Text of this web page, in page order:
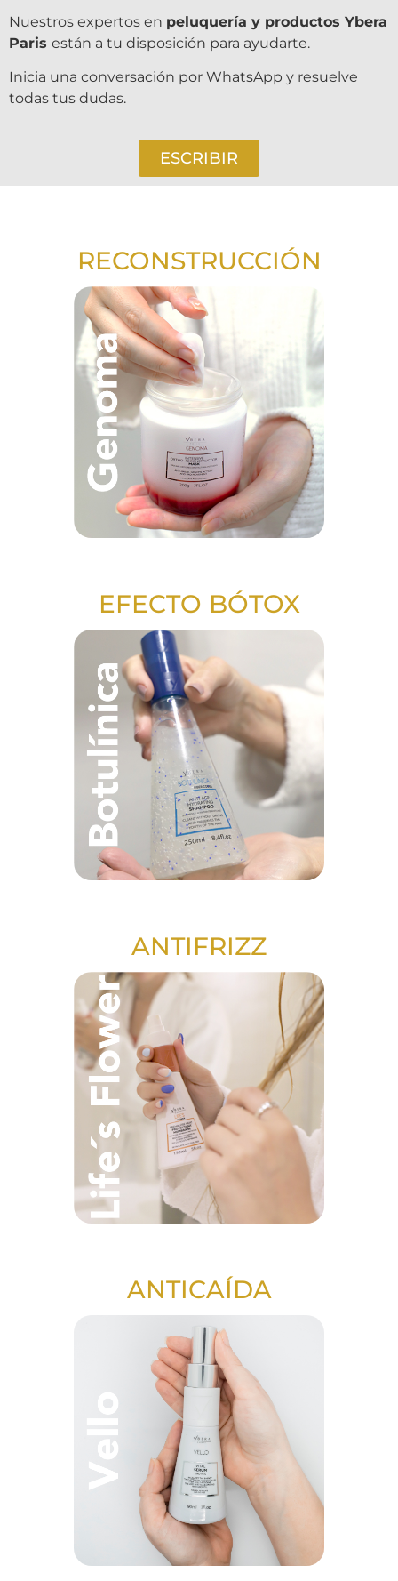
Nuestros expertos en peluquería y productos Ybera
Paris están a tu disposición para ayudarte.
Inicia una conversación por WhatsApp y resuelve
todas tus dudas.
ESCRIBIR
RECONSTRUCCIÓN
EFECTO BÓTOX
ANTIFRIZZ
ANTICAÍDA